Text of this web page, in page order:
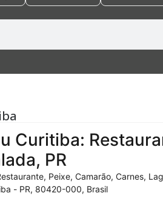
Curitiba:
PR
Peixe, Camarão, Carnes,
- PR, 80420-000, Brasil